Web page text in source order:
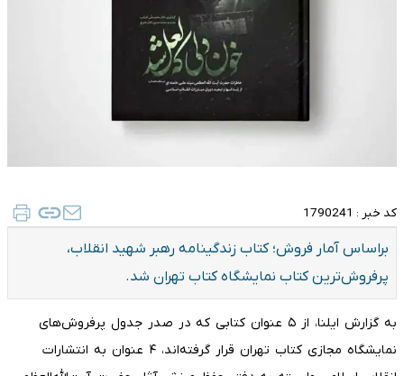
کد خبر : 1790241
براساس آمار فروش؛ کتاب زندگینامه رهبر شهید انقلاب،
پرفروش‌ترین کتاب نمایشگاه کتاب تهران شد.
به گزارش ایلنا، از ۵ عنوان کتابی که در صدر جدول پرفروش‌های
نمایشگاه مجازی کتاب تهران قرار گرفته‌اند، ۴ عنوان به انتشارات